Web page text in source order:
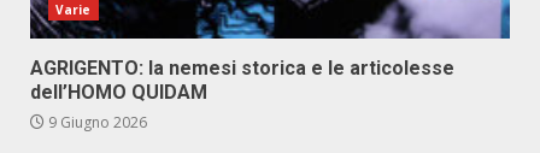
Varie
AGRIGENTO: la nemesi storica e le articolesse
dell’HOMO QUIDAM
9 Giugno 2026